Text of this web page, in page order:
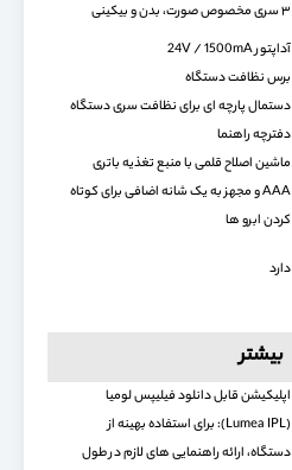
۳ سری مخصوص صورت، بدن و بیکینی
آداپتور 24V / 1500mA
برس نظافت دستگاه
دستمال پارچه ای برای نظافت سری دستگاه
دفترچه راهنما
ماشین اصلاح قلمی با منبع تغذیه باتری
AAA و مجهز به یک شانه اضافی برای کوتاه
کردن ابرو ها
دارد
بیشتر
اپلیکیشن قابل دانلود فیلیپس لومیا
(Lumea IPL): برای استفاده بهینه از
دستگاه، ارائه راهنمایی های لازم در طول